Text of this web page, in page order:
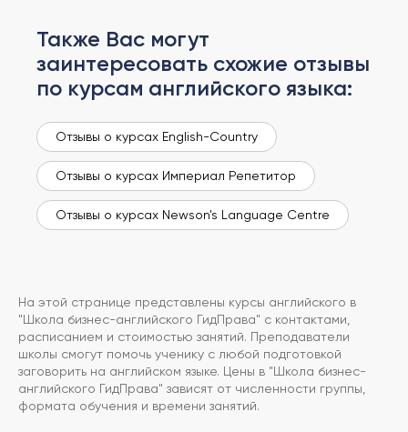
На этой странице представлены курсы английского в
"Школа бизнес-английского ГидПрава" с контактами,
расписанием и стоимостью занятий. Преподаватели
школы смогут помочь ученику с любой подготовкой
заговорить на английском языке. Цены в "Школа бизнес-
английского ГидПрава" зависят от численности группы,
формата обучения и времени занятий.
Также Вас могут
заинтересовать схожие отзывы
по курсам английского языка:
Отзывы о курсах English-Country
Отзывы о курсах Империал Репетитор
Отзывы о курсах Newson's Language Centre